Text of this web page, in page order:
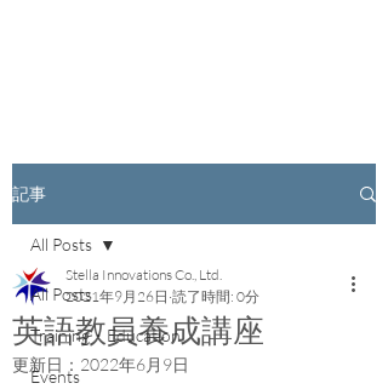
記事
All Posts
Training・Education
Events
All Posts
英語教員養成講座
Stella Innovations Co., Ltd.
2021年9月26日 読了時間: 0分
更新日： 2022年6月9日